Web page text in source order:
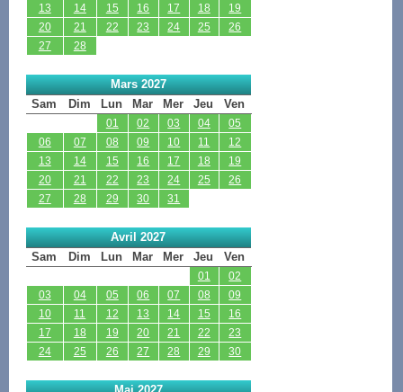
13
14 15 16 17 18
19
20
21 22 23 24 25
26
27
28
Mars 2027
Sam
Dim Lun Mar Mer Jeu Ven
01 02 03 04
05
06
07 08 09 10 11
12
13
14 15 16 17 18
19
20
21 22 23 24 25
26
27
28 29 30 31
Avril 2027
Sam
Dim Lun Mar Mer Jeu Ven
01
02
03
04 05 06 07 08
09
10
11 12 13 14 15
16
17
18 19 20 21 22
23
24
25 26 27 28 29 30